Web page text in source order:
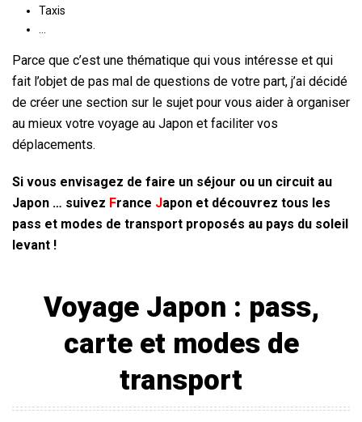
Taxis
Parce que c’est une thématique qui vous intéresse et qui
fait l’objet de pas mal de questions de votre part, j’ai décidé
de créer une section sur le sujet pour vous aider à organiser
au mieux votre voyage au Japon et faciliter vos
déplacements.
Si vous envisagez de faire un séjour ou un circuit au
Japon … suivez France Japon et découvrez tous les
pass et modes de transport proposés au pays du soleil
levant !
Voyage Japon : pass,
carte et modes de
transport